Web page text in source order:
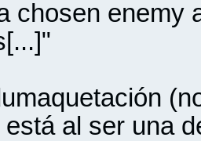
chosen enemy
está al ser una